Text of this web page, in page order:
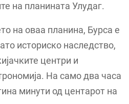
на планината Улудаг.
на оваа планина, Бурса е
историско наследство,
центри и
На само два часа
минути од центарот на